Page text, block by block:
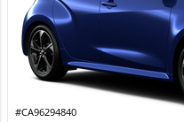
#CA96294840